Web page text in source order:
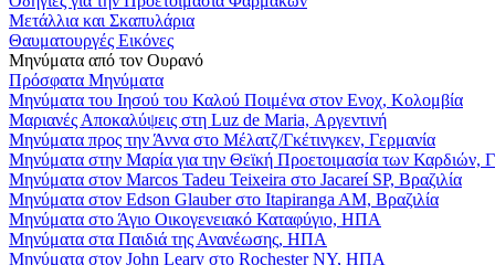
Μετάλλια και Σκαπυλάρια
Θαυματουργές Εικόνες
Μηνύματα από τον Ουρανό
Πρόσφατα Μηνύματα
Μηνύματα του Ιησού του Καλού Ποιμένα στον Ενοχ, Κολομβία
Μαριανές Αποκαλύψεις στη Luz de Maria, Αργεντινή
Μηνύματα προς την Άννα στο Μέλατζ/Γκέτινγκεν, Γερμανία
Μηνύματα στην Μαρία για την Θεϊκή Προετοιμασία των Καρδιών,
Μηνύματα στον Marcos Tadeu Teixeira στο Jacareí SP, Βραζιλία
Μηνύματα στον Edson Glauber στο Itapiranga AM, Βραζιλία
Μηνύματα στο Άγιο Οικογενειακό Καταφύγιο, ΗΠΑ
Μηνύματα στα Παιδιά της Ανανέωσης, ΗΠΑ
Μηνύματα στον John Leary στο Rochester NY, ΗΠΑ